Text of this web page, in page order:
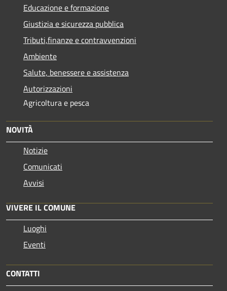
Educazione e formazione
Giustizia e sicurezza pubblica
Tributi,finanze e contravvenzioni
Ambiente
Salute, benessere e assistenza
Autorizzazioni
Agricoltura e pesca
NOVITÀ
Notizie
Comunicati
Avvisi
VIVERE IL COMUNE
Luoghi
Eventi
CONTATTI